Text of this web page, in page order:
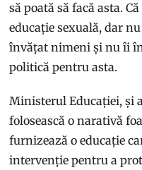
să poată să facă asta.
educație sexuală, dar
învățat nimeni și nu îi
politică pentru asta.
Ministerul Educației, și
folosească o narativă
furnizează o educație
intervenție pentru a